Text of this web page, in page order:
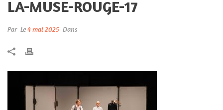
LA-MUSE-ROUGE-17
Par Le4 mai 2025 Dans